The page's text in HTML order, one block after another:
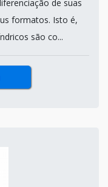
de suas
formatos. Isto é,
são co...